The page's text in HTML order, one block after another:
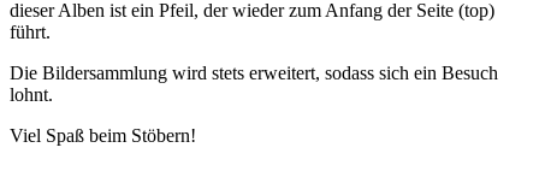
dieser Alben ist ein Pfeil, der wieder zum Anfang der Seite (top)
führt.
Die Bildersammlung wird stets erweitert, sodass sich ein Besuch
lohnt.
Viel Spaß beim Stöbern!